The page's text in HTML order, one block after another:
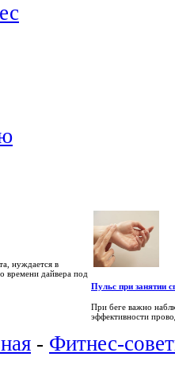
нуждается в
времени дайвера под
Пульс при занятии
При беге важно
эффективности
- Фитнес-